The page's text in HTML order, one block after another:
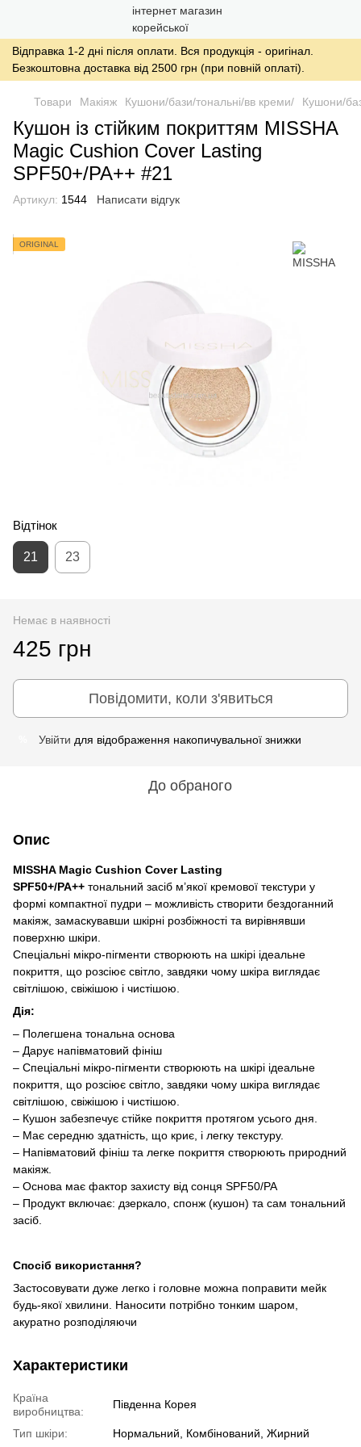
Відправка 1-2 дні після оплати. Вся продукція - оригінал.
Безкоштовна доставка від 2500 грн (при повній оплаті).
Товари Макіяж Кушони/бази/тональні/вв креми/ Кушони/
Кушон із стійким покриттям MISSHA
Magic Cushion Cover Lasting
SPF50+/PA++ #21
Артикул: 1544 Написати відгук
ORIGINAL
Відтінок
21 23
Немає в наявності
425 грн
Повідомити, коли з'явиться
Увійти для відображення накопичувальної знижки
До обраного
Опис
MISSHA Magic Cushion Cover Lasting
SPF50+/PA++ тональний засіб м’якої кремової текстури у
формі компактної пудри – можливість створити бездоганний
макіяж, замаскувавши шкірні розбіжності та вирівнявши
поверхню шкіри.
Спеціальні мікро-пігменти створюють на шкірі ідеальне
покриття, що розсіює світло, завдяки чому шкіра виглядає
світлішою, свіжішою і чистішою.
Дія:
– Полегшена тональна основа
– Дарує напівматовий фініш
– Спеціальні мікро-пігменти створюють на шкірі ідеальне
покриття, що розсіює світло, завдяки чому шкіра виглядає
світлішою, свіжішою і чистішою.
– Кушон забезпечує стійке покриття протягом усього дня.
– Має середню здатність, що криє, і легку текстуру.
– Напівматовий фініш та легке покриття створюють природний
макіяж.
– Основа має фактор захисту від сонця SPF50/PA
– Продукт включає: дзеркало, спонж (кушон) та сам тональний
засіб.
Спосіб використання?
Застосовувати дуже легко і головне можна поправити мейк
будь-якої хвилини. Наносити потрібно тонким шаром,
акуратно розподіляючи
Характеристики
Країна
виробництва:
Південна Корея
Тип шкіри: Нормальний, Комбінований, Жирний